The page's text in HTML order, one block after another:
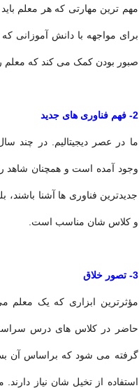
مهم ترین مهارتی که هر معلم
برای مواجهه با دانش آموزانی
صبور بودن کمک می کند که معلم
2- فهم فناوری های جدید
ما در عصر دیجیتالیم. در چند
وجود آمده است و همچنان شاهد
جدیدترین فناوری ها آشنا باشند،
و کلاس شان مناسب است.
3- تصور خلاق
مؤثرترین ابزاری که یک معلم
گرفته می شود که براساس آن
استفاده از تخیل شان نیاز